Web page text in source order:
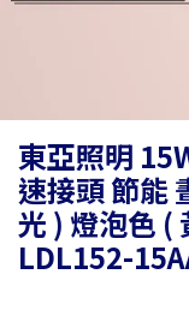
東亞照明
速接頭 節能
光 ) 燈泡色 (
LDL152-